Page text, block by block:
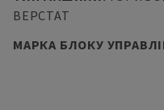
ВЕРСТАТ
МАРКА БЛОКУ